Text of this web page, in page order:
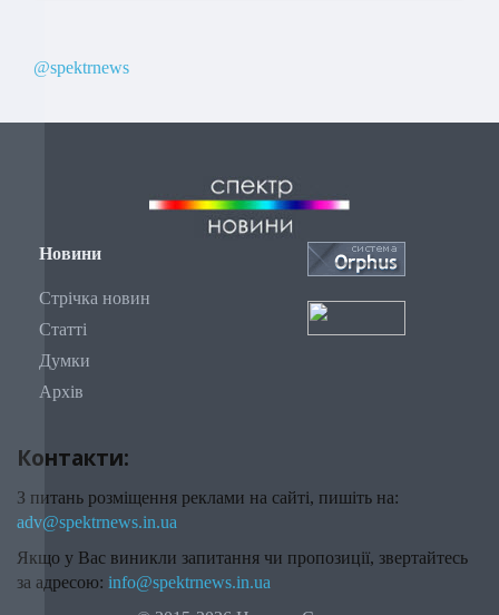
@spektrnews
Новини
Стрічка новин
Статті
Думки
Архів
Контакти:
З питань розміщення реклами на сайті, пишіть на:
adv@spektrnews.in.ua
Якщо у Вас виникли запитання чи пропозиції, звертайтесь
за адресою: info@spektrnews.in.ua